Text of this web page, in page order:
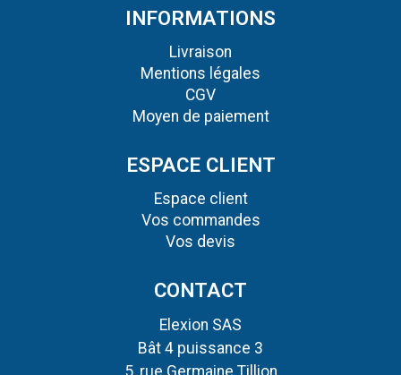
INFORMATIONS
Livraison
Mentions légales
CGV
Moyen de paiement
ESPACE CLIENT
Espace client
Vos commandes
Vos devis
CONTACT
Elexion SAS
Bât 4 puissance 3
5, rue Germaine Tillion